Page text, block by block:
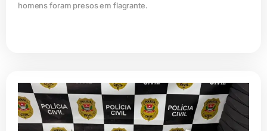
homens foram presos em flagrante.